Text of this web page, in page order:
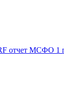
отчет МСФО 1